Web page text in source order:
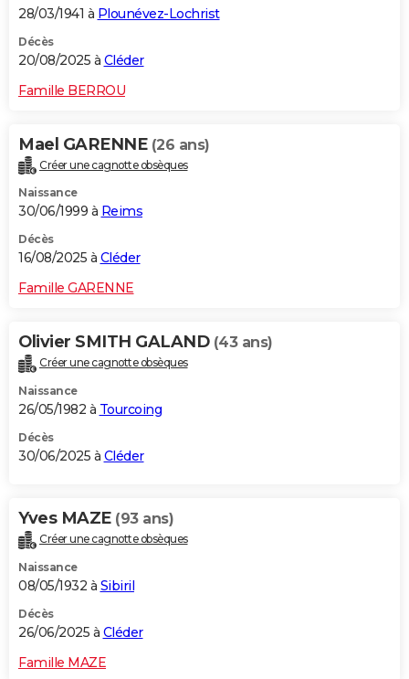
28/03/1941 à Plounévez-Lochrist
Décès
20/08/2025 à Cléder
Famille BERROU
Mael GARENNE (26 ans)
Créer une cagnotte obsèques
Naissance
30/06/1999 à Reims
Décès
16/08/2025 à Cléder
Famille GARENNE
Olivier SMITH GALAND (43 ans)
Créer une cagnotte obsèques
Naissance
26/05/1982 à Tourcoing
Décès
30/06/2025 à Cléder
Yves MAZE (93 ans)
Créer une cagnotte obsèques
Naissance
08/05/1932 à Sibiril
Décès
26/06/2025 à Cléder
Famille MAZE